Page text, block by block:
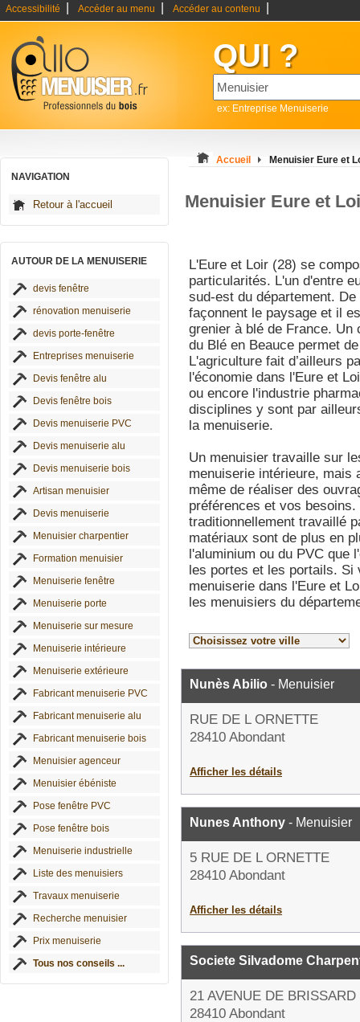
Accessibilité Accéder au menu Accéder au contenu
QUI ?
ex: Entreprise Menuiserie
NAVIGATION
Retour à l'accueil
AUTOUR DE LA MENUISERIE
devis fenêtre
rénovation menuiserie
devis porte-fenêtre
Entreprises menuiserie
Devis fenêtre alu
Devis fenêtre bois
Devis menuiserie PVC
Devis menuiserie alu
Devis menuiserie bois
Artisan menuisier
Devis menuiserie
Menuisier charpentier
Formation menuisier
Menuiserie fenêtre
Menuiserie porte
Menuiserie sur mesure
Menuiserie intérieure
Menuiserie extérieure
Fabricant menuiserie PVC
Fabricant menuiserie alu
Fabricant menuiserie bois
Menuisier agenceur
Menuisier ébéniste
Pose fenêtre PVC
Pose fenêtre bois
Menuiserie industrielle
Liste des menuisiers
Travaux menuiserie
Recherche menuisier
Prix menuiserie
Tous nos conseils ...
Accueil Menuisier Eure et
Menuisier Eure et
L'Eure et Loir (28) se
particularités. L'un d'entre
sud-est du département.
façonnent le paysage et il
grenier à blé de France. Un
du Blé en Beauce permet
L'agriculture fait d’ailleurs
l'économie dans l'Eure et
ou encore l'industrie
disciplines y sont par
la menuiserie.
Un menuisier travaille sur
menuiserie intérieure, mais
même de réaliser des
préférences et vos
traditionnellement travaillé
matériaux sont de plus en
l'aluminium ou du PVC que
les portes et les portails. Si
menuiserie dans l'Eure et
les menuisiers du
Nunès Abilio - Menuisier
RUE DE L ORNETTE
28410 Abondant
Afficher les détails
Nunes Anthony - Menuisier
5 RUE DE L ORNETTE
28410 Abondant
Afficher les détails
Societe Silvadome
21 AVENUE DE BRISSARD
28410 Abondant